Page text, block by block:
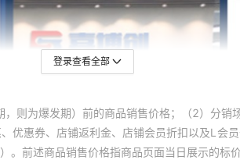
登录查看全部
则为爆发期）前的商品销售价格；（2）分
惠券、店铺返利金、店铺会员折扣以及L会
前述商品销售价格指商品页面当日展示的